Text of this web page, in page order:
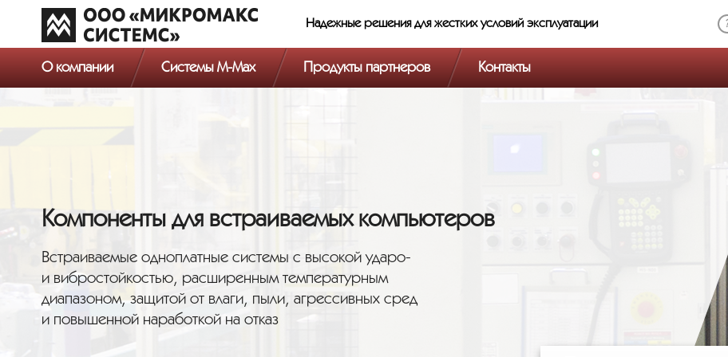
Надежные решения для жестких условий эксплуатации
О компании Системы M-Max Продукты партнеров Контакты
Компоненты для встраиваемых компьютеров
Встраиваемые одноплатные системы с высокой ударо-
и вибростойкостью, расширенным температурным
диапазоном, защитой от влаги, пыли, агрессивных сред
и повышенной наработкой на отказ